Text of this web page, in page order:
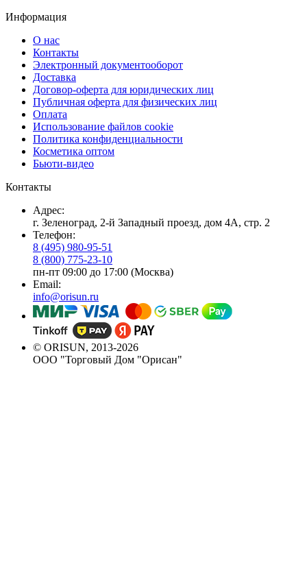
Информация
О нас
Контакты
Электронный документооборот
Доставка
Договор-оферта для юридических лиц
Публичная оферта для физических лиц
Оплата
Использование файлов cookie
Политика конфиденциальности
Косметика оптом
Бьюти-видео
Контакты
Адрес:
г. Зеленоград, 2-й Западный проезд, дом 4А, стр. 2
Телефон:
8 (495) 980-95-51
8 (800) 775-23-10
пн-пт 09:00 до 17:00 (Москва)
Email:
info@orisun.ru
© ORISUN, 2013-2026
ООО "Торговый Дом "Орисан"